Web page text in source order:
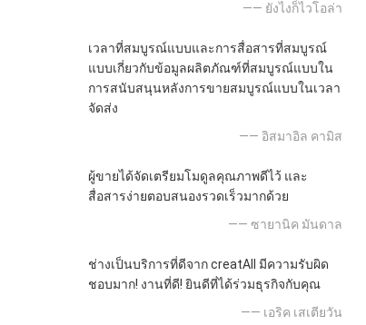
—— ยังไงก็ไวโอล่า
เวลาที่สมบูรณ์แบบและการสื่อสารที่สมบูรณ์
แบบเกี่ยวกับข้อมูลผลิตภัณฑ์ที่สมบูรณ์แบบใน
การสนับสนุนหลังการขายสมบูรณ์แบบในเวลา
จัดส่ง
—— อิสมาอิล คามิส
ผู้ขายได้จัดเตรียมโมดูลคุณภาพดีไว้ และ
สื่อสารง่ายตอบสนองรวดเร็วมากด้วย
—— ซายานิค มันดาล
ช่างเป็นบริการที่ดีจาก creatAll มีความรับผิด
ชอบมาก! งานที่ดี! ยินดีที่ได้ร่วมธุรกิจกับคุณ
—— เอริค เสเตียวัน